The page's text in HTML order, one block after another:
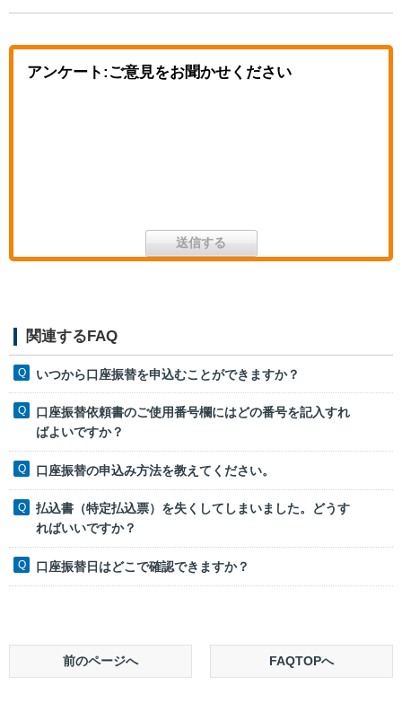
アンケート:ご意見をお聞かせください
関連するFAQ
いつから口座振替を申込むことができますか？
口座振替依頼書のご使用番号欄にはどの番号を記入すれ
ばよいですか？
口座振替の申込み方法を教えてください。
払込書（特定払込票）を失くしてしまいました。どうす
ればいいですか？
口座振替日はどこで確認できますか？
前のページへ FAQTOPへ